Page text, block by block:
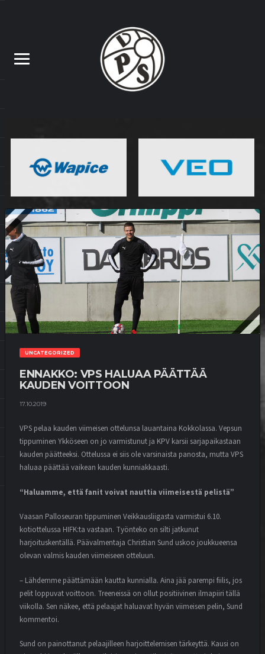
UNCATEGORIZED
ENNAKKO: VPS HALUAA PÄÄTTÄÄ
KAUDEN VOITTOON
17.10.2019
VPS pelaa kauden viimeisen ottelunsa lauantaina Kokkolassa. Vepsun
tippuminen Ykköseen on jo varmistunut ja KPV karsii sarjapaikastaan
kauden päätteeksi. Ottelussa ei siis ole varsinaista panosta, mutta VPS
haluaa päättää vaikean kauden kunniakkaasti.
“Haluamme, että fanit voivat nauttia viimeisestä pelistä”
Vaasan Palloseuran tippuminen Veikkausliigasta varmistui 6.10.
kotiottelussa HIFK:ta vastaan. Työnteko on silti jatkunut
harjoituskentällä. Päävalmentaja Christian Sund uskoo joukkueensa
olevan valmis kauden viimeiseen otteluun.
– Lähdemme päättämään kautta kunnialla. Aina jää parempi fiilis, jos
pelit loppuvat voittoon. Treeneissä on ollut positiivinen ilmapiiri tällä
viikolla. Sen näkee, että pelaajat haluavat hyvän viimeisen pelin, Sund
kommentoi.
Sund on painottanut pelaajilleen harjoittelemisen tärkeyttä. Kausi on